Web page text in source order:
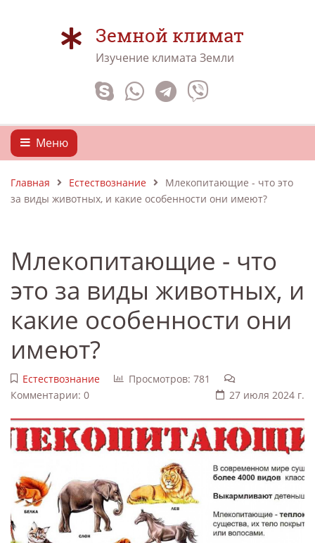
Земной климат
Изучение климата Земли
Меню
Главная Естествознание
Млекопитающие - что это
за виды животных, и какие особенности они имеют?
Млекопитающие - что
это за виды животных, и
какие особенности они
имеют?
Естествознание
Просмотров: 781
Комментарии: 0
27 июля 2024 г.